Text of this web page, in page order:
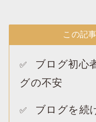
この記
✅️
ブログ初心
グの不安
✅️
ブログを続